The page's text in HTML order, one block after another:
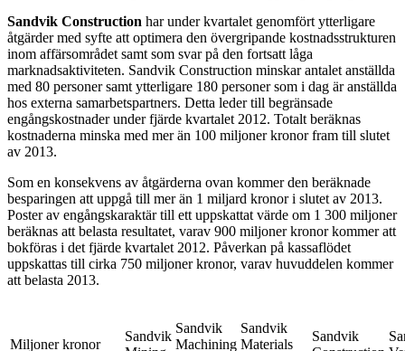
Sandvik Construction har under kvartalet genomfört ytterligare
åtgärder med syfte att optimera den övergripande kostnadsstrukturen
inom affärsområdet samt som svar på den fortsatt låga
marknadsaktiviteten. Sandvik Construction minskar antalet anställda
med 80 personer samt ytterligare 180 personer som i dag är anställda
hos externa samarbetspartners. Detta leder till begränsade
engångskostnader under fjärde kvartalet 2012. Totalt beräknas
kostnaderna minska med mer än 100 miljoner kronor fram till slutet
av 2013.
Som en konsekvens av åtgärderna ovan kommer den beräknade
besparingen att uppgå till mer än 1 miljard kronor i slutet av 2013.
Poster av engångskaraktär till ett uppskattat värde om 1 300 miljoner
beräknas att belasta resultatet, varav 900 miljoner kronor kommer att
bokföras i det fjärde kvartalet 2012. Påverkan på kassaflödet
uppskattas till cirka 750 miljoner kronor, varav huvuddelen kommer
att belasta 2013.
Miljoner kronor
Sandvik
Sandvik
Machining
Sandvik
Materials
Sandvik